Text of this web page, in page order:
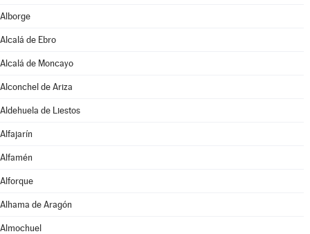
Alborge
Alcalá de Ebro
Alcalá de Moncayo
Alconchel de Ariza
Aldehuela de Liestos
Alfajarín
Alfamén
Alforque
Alhama de Aragón
Almochuel